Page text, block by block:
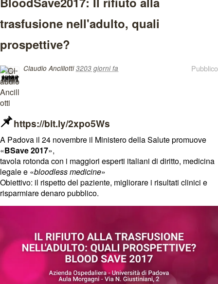
trasfusione nell'adulto, quali
prospettive?
Pubblico
Claudio Ancillotti 3203 giorni fa
https://bit.ly/2xpo5Ws
A Padova il 24 novembre il Ministero della Salute promuove
«BSave 2017»,
tavola rotonda con i maggiori esperti italiani di diritto, medicina
legale e «bloodless medicine»
Obiettivo: il rispetto del paziente, migliorare i risultati clinici e
risparmiare denaro pubblico.